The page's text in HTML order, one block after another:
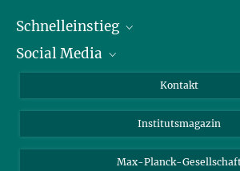
Schnelleinstieg
Alumni
Fördernde
Social Media
Bluesky
Facebook
Kontakt
Institutsmagazin
Max-Planck-